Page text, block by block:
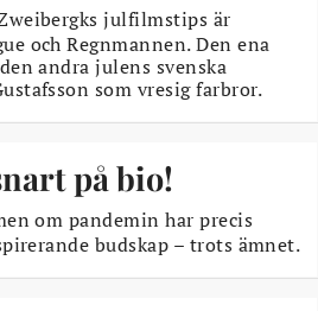
julfilmstips är
och Regnmannen. Den ena
andra julens svenska
som vresig farbror.
på bio!
om pandemin har precis
budskap – trots ämnet.